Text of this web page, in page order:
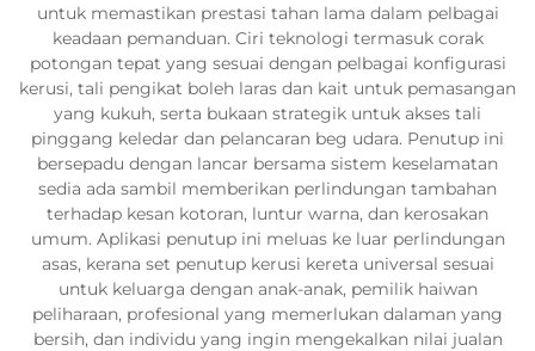
untuk memastikan prestasi tahan lama dalam pelbagai
keadaan pemanduan. Ciri teknologi termasuk corak
potongan tepat yang sesuai dengan pelbagai konfigurasi
kerusi, tali pengikat boleh laras dan kait untuk pemasangan
yang kukuh, serta bukaan strategik untuk akses tali
pinggang keledar dan pelancaran beg udara. Penutup ini
bersepadu dengan lancar bersama sistem keselamatan
sedia ada sambil memberikan perlindungan tambahan
terhadap kesan kotoran, luntur warna, dan kerosakan
umum. Aplikasi penutup ini meluas ke luar perlindungan
asas, kerana set penutup kerusi kereta universal sesuai
untuk keluarga dengan anak-anak, pemilik haiwan
peliharaan, profesional yang memerlukan dalaman yang
bersih, dan individu yang ingin mengekalkan nilai jualan